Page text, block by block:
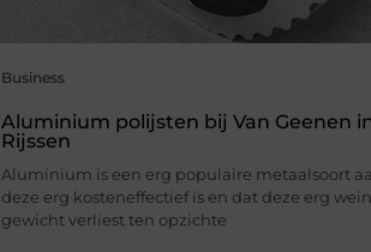
Business
Aluminium polijsten bij Van Geenen
Rijssen
Aluminium is een erg populaire metaalsoort
deze erg kosteneffectief is en dat deze erg
gewicht verliest ten opzichte